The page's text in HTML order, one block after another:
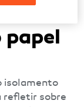
papel
isolamento
refletir sobre